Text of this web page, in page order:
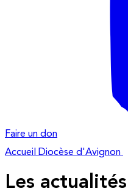
Faire un don
Accueil
Diocèse d'Avignon
Les